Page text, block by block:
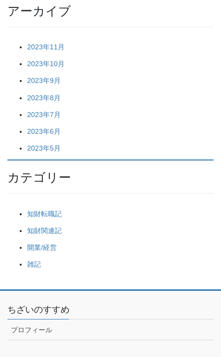
アーカイブ
2023年11月
2023年10月
2023年9月
2023年8月
2023年7月
2023年6月
2023年5月
カテゴリー
知財転職記
知財関連記
開業/経営
雑記
ちざいのすすめ
プロフィール